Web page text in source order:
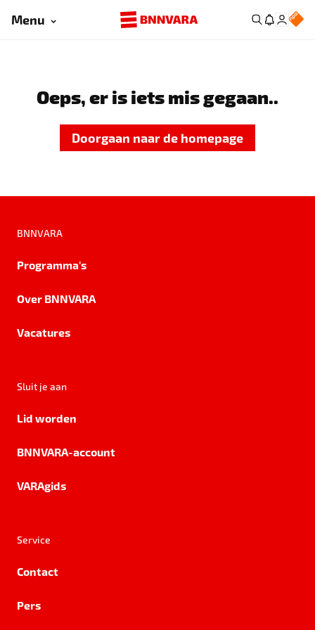
Menu
Oeps, er is iets mis gegaan..
Doorgaan naar de homepage
BNNVARA
Programma's
Over BNNVARA
Vacatures
Sluit je aan
Lid worden
BNNVARA-account
VARAgids
Service
Contact
Pers